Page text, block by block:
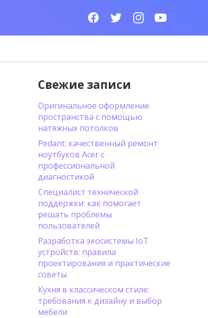
Свежие записи
Оригинальное оформление
пространства с помощью
натяжных потолков
Pedant: качественный ремонт
ноутбуков Acer с
профессиональной
диагностикой
Специалист технической
поддержки: как помогает
решать проблемы
пользователей
Разработка экосистемы IoT
устройств: правила
проектирования и практические
советы
Кухня в классическом стиле:
требования к дизайну и выбор
мебели